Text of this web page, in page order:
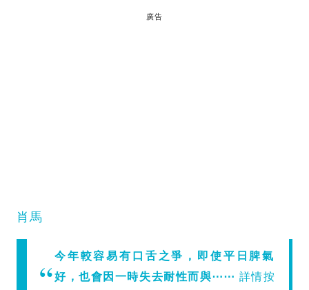
廣告
肖馬
今年較容易有口舌之爭，即使平日脾氣
好，也會因一時失去耐性而與⋯⋯ 詳情按